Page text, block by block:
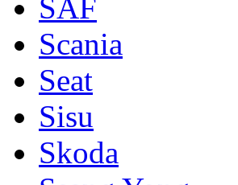
SAF
Scania
Seat
Sisu
Skoda